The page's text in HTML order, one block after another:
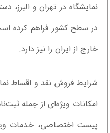
نمایشگاه در تهران و البرز،
در سطح کشور فراهم کرده
خارج از ایران را نیز دارد.
امکانات ویژه‌ای از جمله